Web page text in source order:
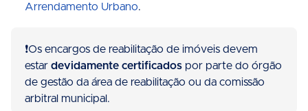
Arrendamento Urbano.
❗️Os encargos de reabilitação de imóveis devem
estar devidamente certificados por parte do órgão
de gestão da área de reabilitação ou da comissão
arbitral municipal.